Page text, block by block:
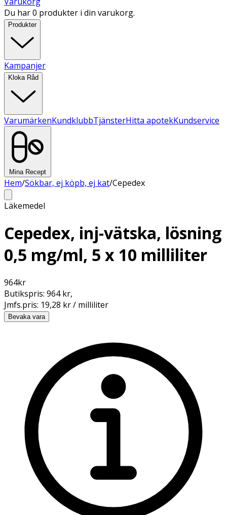
Du har 0 produkter i din varukorg.
Produkter
Kampanjer
Kloka Råd
VarumärkenKundklubbTjänsterHitta apotekKundservice
Mina Recept
Hem/Sökbar, ej köpb, ej kat/Cepedex
Läkemedel
Cepedex, inj-vätska, lösning
0,5 mg/ml, 5 x 10 milliliter
964kr
Butikspris: 964 kr,
Jmfs.pris: 19,28 kr / milliliter
Bevaka vara